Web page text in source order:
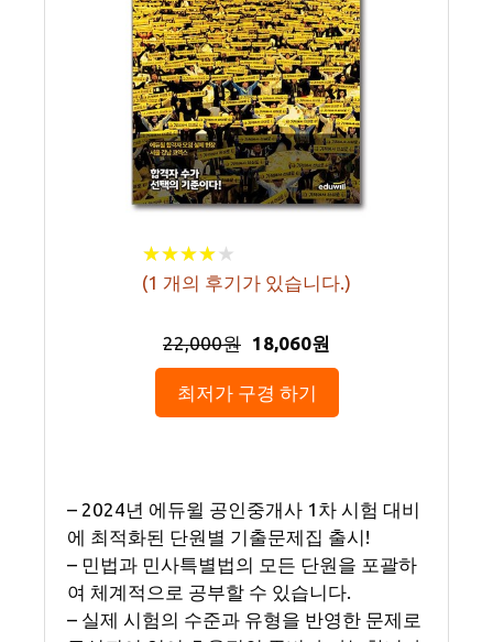
★★★★★
★★★★★
(1 개의 후기가 있습니다.)
22,000원 18,060원
최저가 구경 하기
– 2024년 에듀윌 공인중개사 1차 시험 대비
에 최적화된 단원별 기출문제집 출시!
– 민법과 민사특별법의 모든 단원을 포괄하
여 체계적으로 공부할 수 있습니다.
– 실제 시험의 수준과 유형을 반영한 문제로